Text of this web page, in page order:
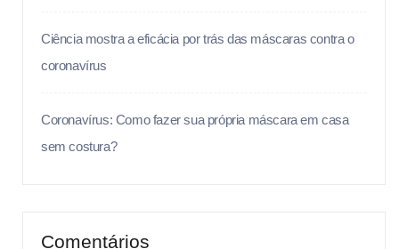
Ciência mostra a eficácia por trás das máscaras contra o
coronavírus
Coronavírus: Como fazer sua própria máscara em casa
sem costura?
Comentários